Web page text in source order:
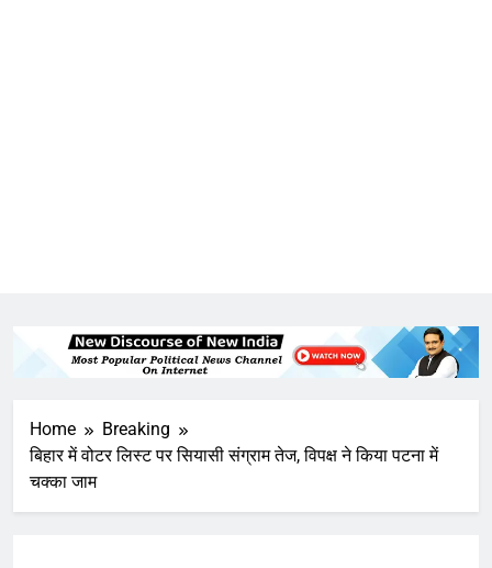
Home
Breaking
बिहार में वोटर लिस्ट पर सियासी संग्राम तेज, विपक्ष ने किया पटना में
चक्का जाम